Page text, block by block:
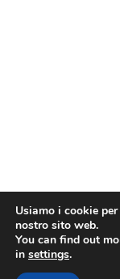
Usiamo i cookie
nostro sito web.
You can find out
in settings.